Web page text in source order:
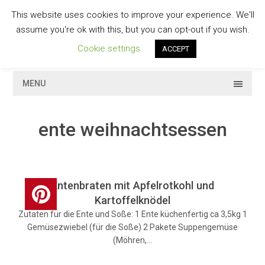
contentGESCHMACKVOLL
MENU
ente weihnachtsessen
Entenbraten mit Apfelrotkohl und
Kartoffelknödel
Zutaten für die Ente und Soße: 1 Ente küchenfertig ca 3,5kg 1
Gemüsezwiebel (für die Soße) 2 Pakete Suppengemüse
(Möhren,…
This website uses cookies to improve your experience. We'll
assume you're ok with this, but you can opt-out if you wish.
Cookie settings
ACCEPT